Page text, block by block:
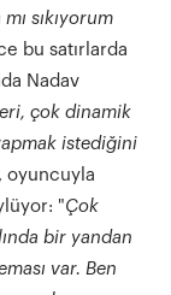
sıkıyorum
bu satırlarda
Nadav
çok dinamik
istediğini
oyuncuyla
"Çok
bir yandan
var. Ben